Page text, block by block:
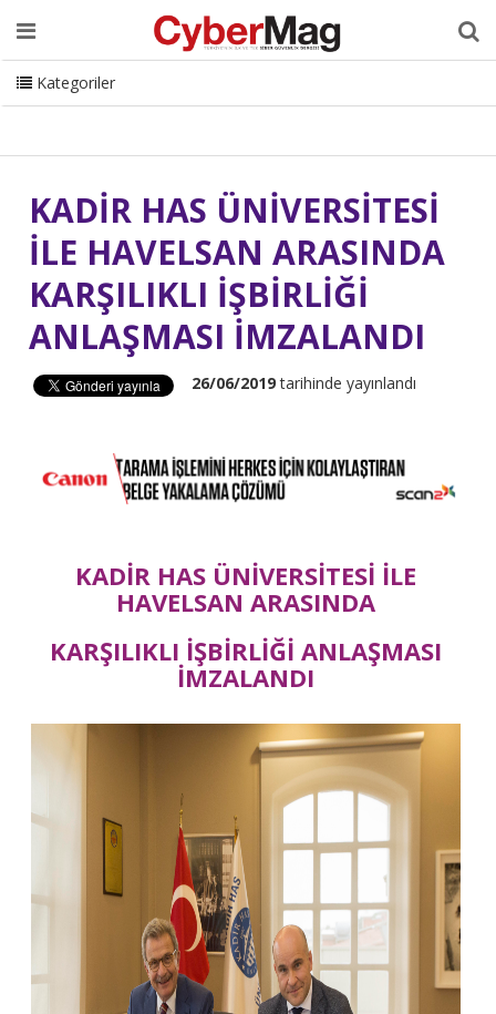
Ana Sayfa Hakkımızda Dergi Editörden
Danışmanlık
ISC Turkey Sizden Gelenler
İletişim
CyberMag Logo
Kategoriler
KADİR HAS ÜNİVERSİTESİ
İLE HAVELSAN ARASINDA
KARŞILIKLI İŞBİRLİĞİ
ANLAŞMASI İMZALANDI
26/06/2019tarihinde yayınlandı
KADİR HAS ÜNİVERSİTESİ İLE
HAVELSAN ARASINDA
KARŞILIKLI İŞBİRLİĞİ ANLAŞMASI
İMZALANDI